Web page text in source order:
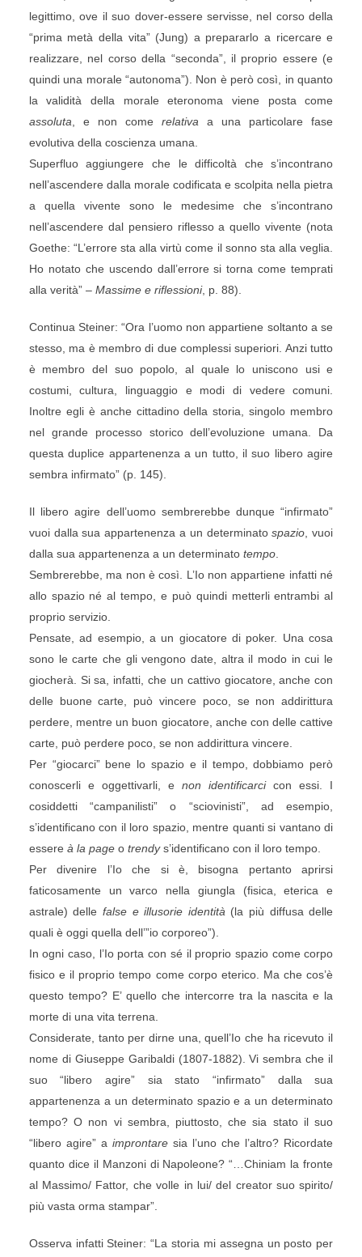
legittimo, ove il suo dover-essere servisse, nel corso della
“prima metà della vita” (Jung) a prepararlo a ricercare e
realizzare, nel corso della “seconda”, il proprio essere (e
quindi una morale “autonoma”). Non è però così, in quanto
la validità della morale eteronoma viene posta come
assoluta , e non come relativa a una particolare fase
evolutiva della coscienza umana.
Superfluo aggiungere che le difficoltà che s’incontrano
nell’ascendere dalla morale codificata e scolpita nella pietra
a quella vivente sono le medesime che s’incontrano
nell’ascendere dal pensiero riflesso a quello vivente (nota
Goethe: “L’errore sta alla virtù come il sonno sta alla veglia.
Ho notato che uscendo dall’errore si torna come temprati
alla verità” – Massime e riflessioni, p. 88).
Continua Steiner: “Ora l’uomo non appartiene soltanto a se
stesso, ma è membro di due complessi superiori. Anzi tutto
è membro del suo popolo, al quale lo uniscono usi e
costumi, cultura, linguaggio e modi di vedere comuni.
Inoltre egli è anche cittadino della storia, singolo membro
nel grande processo storico dell’evoluzione umana. Da
questa duplice appartenenza a un tutto, il suo libero agire
sembra infirmato” (p. 145).
Il libero agire dell’uomo sembrerebbe dunque “infirmato”
vuoi dalla sua appartenenza a un determinatospazio , vuoi
dalla sua appartenenza a un determinato tempo.
Sembrerebbe, ma non è così. L’Io non appartiene infatti né
allo spazio né al tempo, e può quindi metterli entrambi al
proprio servizio.
Pensate, ad esempio, a un giocatore di poker. Una cosa
sono le carte che gli vengono date, altra il modo in cui le
giocherà. Si sa, infatti, che un cattivo giocatore, anche con
delle buone carte, può vincere poco, se non addirittura
perdere, mentre un buon giocatore, anche con delle cattive
carte, può perdere poco, se non addirittura vincere.
Per “giocarci” bene lo spazio e il tempo, dobbiamo però
conoscerli e oggettivarli, e non identificarcicon essi. I
cosiddetti “campanilisti” o “sciovinisti”, ad esempio,
s’identificano con il loro spazio, mentre quanti si vantano di
essere à la pageo trendys’identificano con il loro tempo.
Per divenire l’Io che si è, bisogna pertanto aprirsi
faticosamente un varco nella giungla (fisica, eterica e
astrale) dellefalse e illusorie identità (la più diffusa delle
quali è oggi quella dell’”io corporeo”).
In ogni caso, l’Io porta con sé il proprio spazio come corpo
fisico e il proprio tempo come corpo eterico. Ma che cos’è
questo tempo? E’ quello che intercorre tra la nascita e la
morte di una vita terrena.
Considerate, tanto per dirne una, quell’Io che ha ricevuto il
nome di Giuseppe Garibaldi (1807-1882). Vi sembra che il
suo “libero agire” sia stato “infirmato” dalla sua
appartenenza a un determinato spazio e a un determinato
tempo? O non vi sembra, piuttosto, che sia stato il suo
“libero agire” a improntaresia l’uno che l’altro? Ricordate
quanto dice il Manzoni di Napoleone? “…Chiniam la fronte
al Massimo/ Fattor, che volle in lui/ del creator suo spirito/
più vasta orma stampar”.
Osserva infatti Steiner: “La storia mi assegna un posto per